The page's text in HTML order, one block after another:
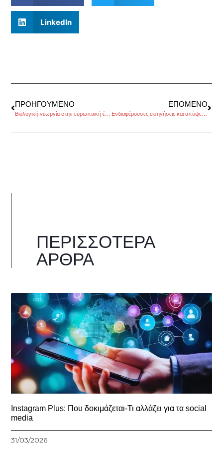
LinkedIn
ΠΡΟΗΓΟΎΜΕΝΟ ΕΠΌΜΕΝΟ
Ενδιαφέρουσες εισηγήσεις και απόψεις στην δημόσια ακρόαση της ΕΟΚΕ για τις μικρομεσαίες επιχειρήσεις, της Κατερίνας Σταματελοπούλου
ΠΕΡΙΣΣΌΤΕΡΑ
ΆΡΘΡΑ
Instagram Plus: Που δοκιμάζεται-Τι αλλάζει για τα social
media
31/03/2026